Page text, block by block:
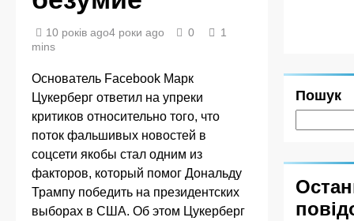
10 років ago4 роки ago 0
1
mins
Основатель Facebook Марк
Цукерберг ответил на упреки
критиков относительно того, что
поток фальшивых новостей в
соцсети якобы стал одним из
факторов, который помог Дональду
Трампу победить на президентских
выборах в США. Об этом Цукерберг
Пошук